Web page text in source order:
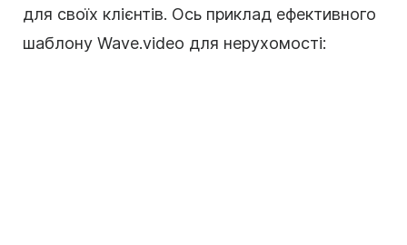
для своїх клієнтів. Ось приклад ефективного
шаблону Wave.video для нерухомості: